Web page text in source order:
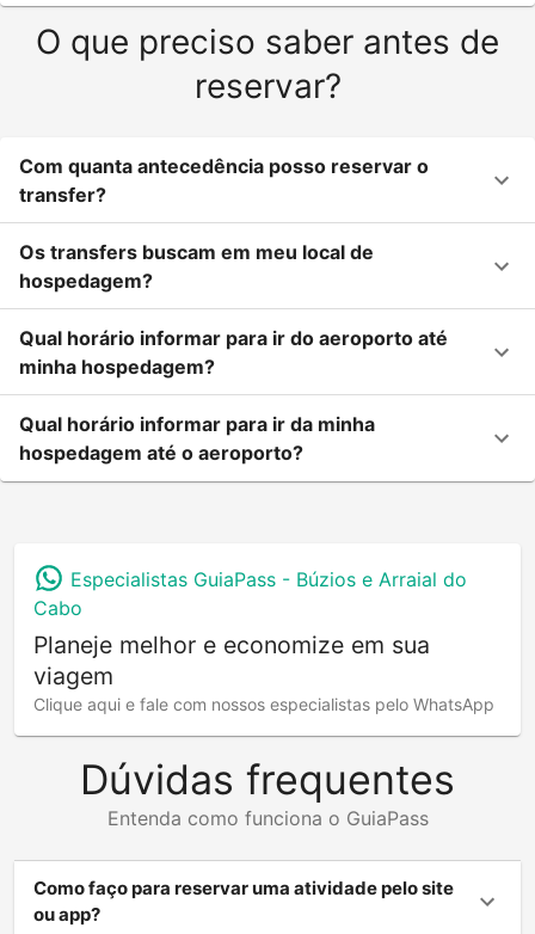
O que preciso saber antes de
reservar?
Com quanta antecedência posso reservar o
transfer?
Os transfers buscam em meu local de
hospedagem?
Qual horário informar para ir do aeroporto até
minha hospedagem?
Qual horário informar para ir da minha
hospedagem até o aeroporto?
Especialistas GuiaPass - Búzios e Arraial do
Cabo
Planeje melhor e economize em sua
viagem
Clique aqui e fale com nossos especialistas pelo WhatsApp
Dúvidas frequentes
Entenda como funciona o GuiaPass
Como faço para reservar uma atividade pelo site
ou app?